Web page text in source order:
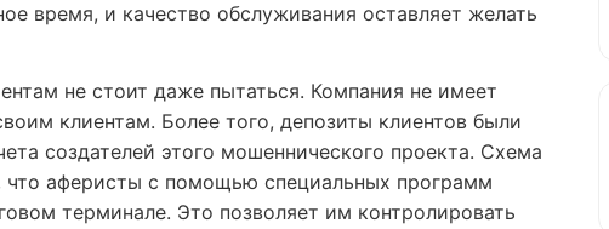
время, и качество обслуживания оставляет желать
не стоит даже пытаться. Компания не имеет
клиентам. Более того, депозиты клиентов были
создателей этого мошеннического проекта. Схема
что аферисты с помощью специальных программ
терминале. Это позволяет им контролировать